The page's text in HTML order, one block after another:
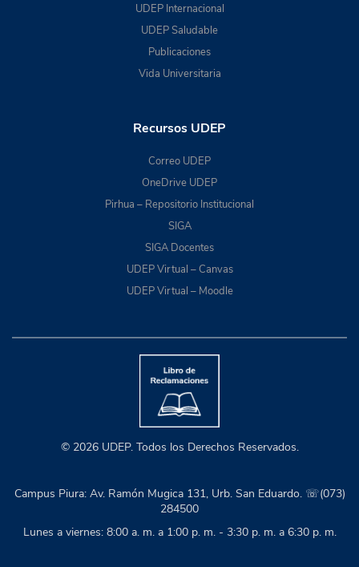
UDEP Internacional
UDEP Saludable
Publicaciones
Vida Universitaria
Recursos UDEP
Correo UDEP
OneDrive UDEP
Pirhua – Repositorio Institucional
SIGA
SIGA Docentes
UDEP Virtual – Canvas
UDEP Virtual – Moodle
© 2026 UDEP. Todos los Derechos Reservados.
Campus Piura: Av. Ramón Mugica 131, Urb. San Eduardo. ☏(073)
284500
Lunes a viernes: 8:00 a. m. a 1:00 p. m. - 3:30 p. m. a 6:30 p. m.